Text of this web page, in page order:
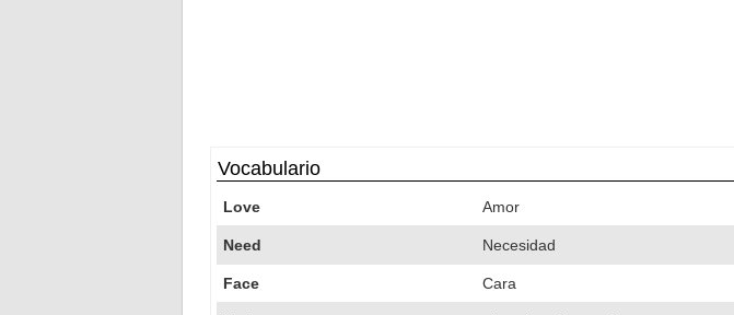
Vocabulario
Love Amor
Need Necesidad
Face Cara